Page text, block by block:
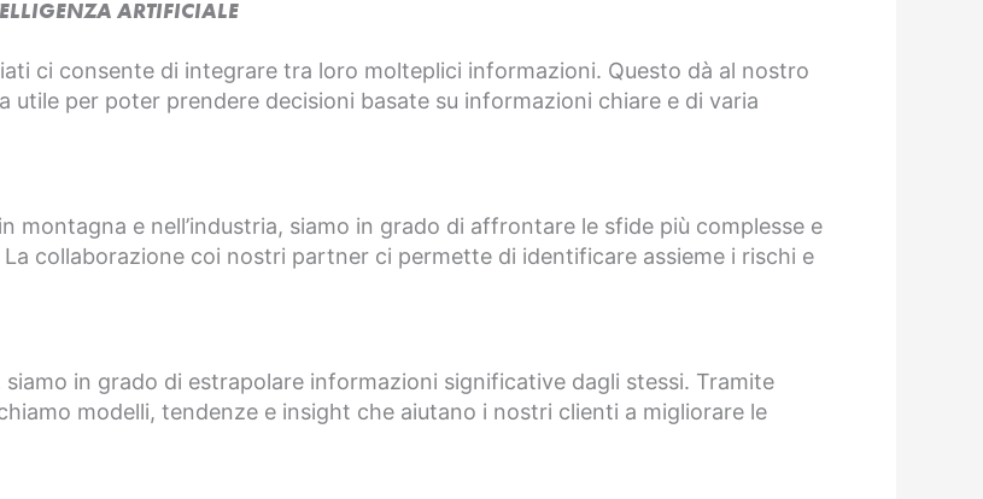
ARTIFICIALE​
ci consente di integrare tra loro molteplici informazioni. Questo dà al nostro
per poter prendere decisioni basate su informazioni chiare e di varia
montagna e nell’industria, siamo in grado di affrontare le sfide più complesse e
collaborazione coi nostri partner ci permette di identificare assieme i rischi e
siamo in grado di estrapolare informazioni significative dagli stessi. Tramite
modelli, tendenze e insight che aiutano i nostri clienti a migliorare le